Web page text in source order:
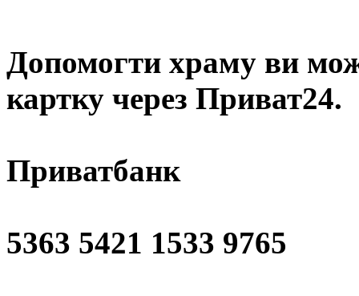
Допомогти храму ви
картку через Приват24.
Приватбанк
5363 5421 1533 9765